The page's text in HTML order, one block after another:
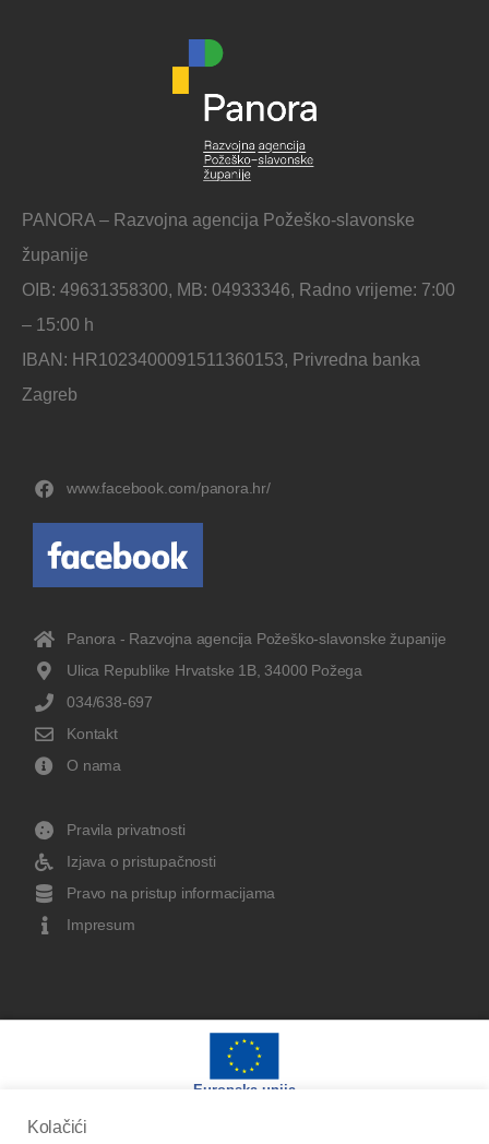
PANORA – Razvojna agencija Požeško-slavonske
županije
OIB: 49631358300, MB: 04933346, Radno vrijeme: 7:00
– 15:00 h
IBAN: HR1023400091511360153, Privredna banka
Zagreb
www.facebook.com/panora.hr/
Panora - Razvojna agencija Požeško-slavonske županije
Ulica Republike Hrvatske 1B, 34000 Požega
034/638-697
Kontakt
O nama
Pravila privatnosti
Izjava o pristupačnosti
Pravo na pristup informacijama
Impresum
Europska unija
Kolačići